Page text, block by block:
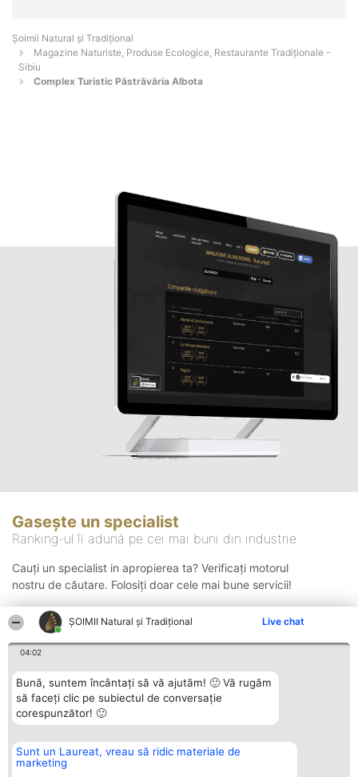
ȘOIMII Natural și Tradițional Live chat
04:02
Bună, suntem încântați să vă ajutăm! 🙂 Vă rugăm
să faceți clic pe subiectul de conversație
corespunzător! 🙂
Sunt un Laureat, vreau să ridic materiale de
marketing
Șoimii Natural și Tradițional
Magazine Naturiste, Produse Ecologice, Restaurante Tradiționale -
Sibiu
Complex Turistic Păstrăvăria Albota
Gasește un specialist
Ranking-ul îi adună pe cei mai buni din industrie
Cauți un specialist in apropierea ta? Verificați motorul
nostru de căutare. Folosiți doar cele mai bune servicii!
Organizator Ranking
BRIGHT SOLUTIONS BR SRL
Plebiscyt Contact